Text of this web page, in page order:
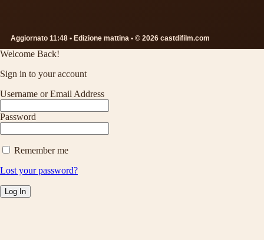
Aggiornato 11:48 • Edizione mattina • © 2026 castdifilm.com
Welcome Back!
Sign in to your account
Username or Email Address
Password
Remember me
Lost your password?